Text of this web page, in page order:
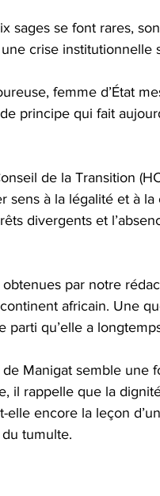
sages se font rares,
crise institutionnelle
femme d’État
principe qui fait
de la Transition
sens à la légalité et à
divergents et
par notre
africain. Une
parti qu’elle a
Manigat semble une
il rappelle que la
elle encore la leçon
tumulte.